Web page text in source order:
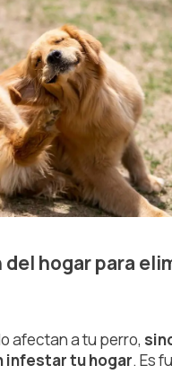
hogar para
afectan a tu perro,
infestar tu hogar. Es